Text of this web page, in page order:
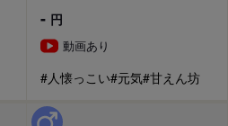
- 円
動画あり
#人懐っこい#元気#甘えん坊